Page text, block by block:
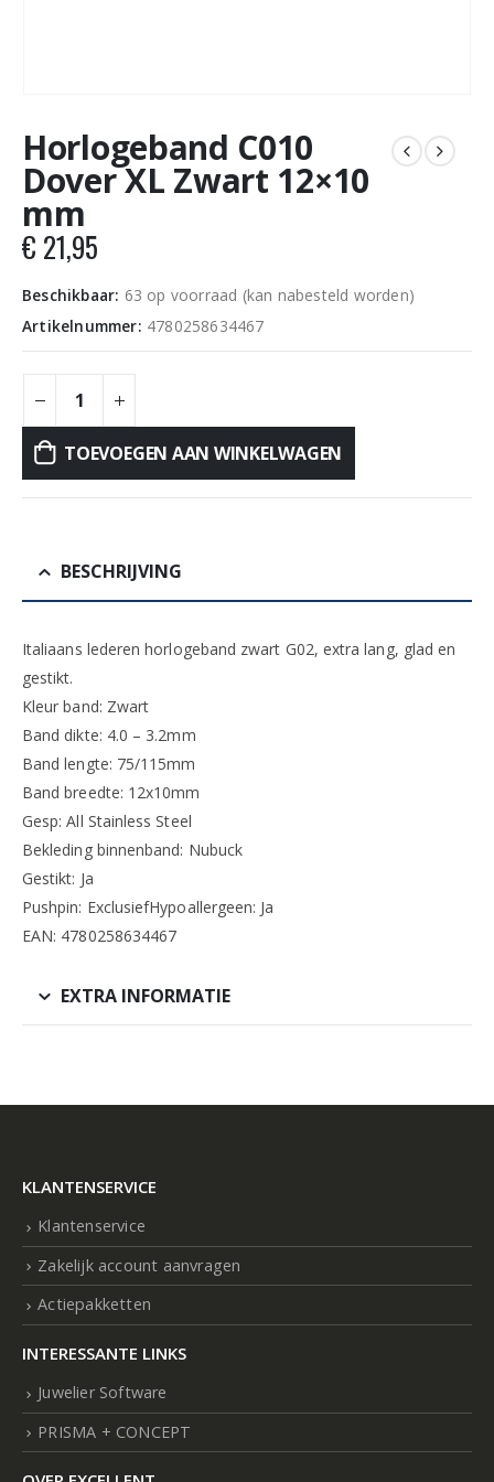
Horlogeband C010
Dover XL Zwart 12×10
mm
€ 21,95
Beschikbaar: 63 op voorraad (kan nabesteld worden)
Artikelnummer: 4780258634467
TOEVOEGEN AAN WINKELWAGEN
BESCHRIJVING
Italiaans lederen horlogeband zwart G02, extra lang, glad en
gestikt.
Kleur band: Zwart
Band dikte: 4.0 – 3.2mm
Band lengte: 75/115mm
Band breedte: 12x10mm
Gesp: All Stainless Steel
Bekleding binnenband: Nubuck
Gestikt: Ja
Pushpin: ExclusiefHypoallergeen: Ja
EAN: 4780258634467
EXTRA INFORMATIE
KLANTENSERVICE
Klantenservice
Zakelijk account aanvragen
Actiepakketten
INTERESSANTE LINKS
Juwelier Software
PRISMA + CONCEPT